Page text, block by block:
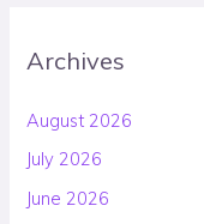
Archives
August 2026
July 2026
June 2026